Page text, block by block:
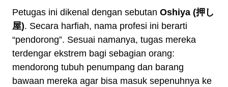
Petugas ini dikenal dengan sebutan Oshiya (押し
屋). Secara harfiah, nama profesi ini berarti
“pendorong”. Sesuai namanya, tugas mereka
terdengar ekstrem bagi sebagian orang:
mendorong tubuh penumpang dan barang
bawaan mereka agar bisa masuk sepenuhnya ke